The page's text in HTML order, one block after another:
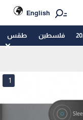
English
فلسطين طقس
1